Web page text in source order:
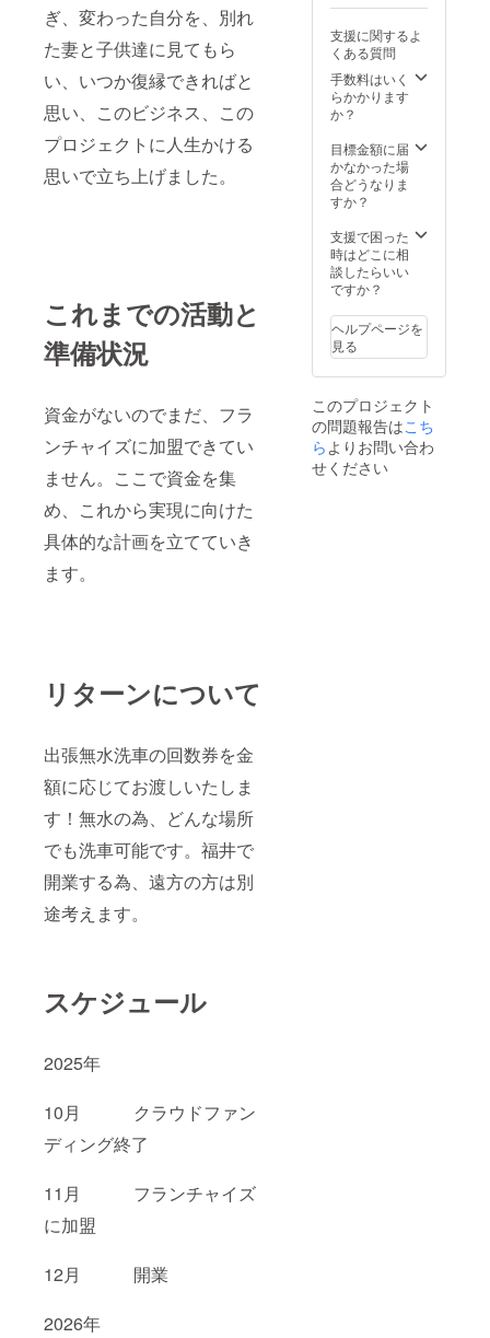
ぎ、変わった自分を、別れ
た妻と子供達に見てもら
い、いつか復縁できればと
思い、このビジネス、この
プロジェクトに人生かける
思いで立ち上げました。
これまでの活動と
準備状況
資金がないのでまだ、フラ
ンチャイズに加盟できてい
ません。ここで資金を集
め、これから実現に向けた
具体的な計画を立てていき
ます。
リターンについて
出張無水洗車の回数券を金
額に応じてお渡しいたしま
す！無水の為、どんな場所
でも洗車可能です。福井で
開業する為、遠方の方は別
途考えます。
スケジュール
2025年
10月 クラウドファン
ディング終了
11月 フランチャイズ
に加盟
12月 開業
2026年
支援に関するよ
くある質問
手数料はいく
らかかります
か？
目標金額に届
かなかった場
合どうなりま
すか？
支援で困った
時はどこに相
談したらいい
ですか？
ヘルプページを
見る
このプロジェクト
の問題報告はこち
らよりお問い合わ
せください